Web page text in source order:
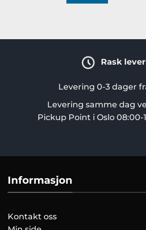
Rask
Levering 0-3 dager
Levering samme dag
Pickup Point i Oslo
Informasjon
Kontakt oss